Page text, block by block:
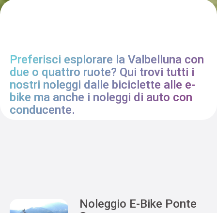
Preferisci esplorare la Valbelluna con
due o quattro ruote? Qui trovi tutti i
nostri noleggi dalle biciclette alle e-
bike ma anche i noleggi di auto con
conducente.
Noleggio E-Bike Ponte